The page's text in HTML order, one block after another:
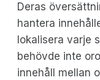
Deras
hantera
lokalisera varje
behövde inte
innehåll mellan